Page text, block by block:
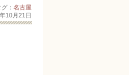
グ： 名古屋
10月21日